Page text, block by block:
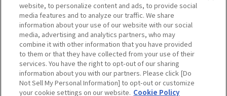
美髪情報サイト LICOLO
ヘアカラーミュージアム
アレルギー受託解析サービス
公式通販サイト
利用規約
クッキーポリシー
個人情報保護方針
ソーシャルメディアポリシー
サイトマップ
website, to personalize content and ads, to provide social
media features and to analyze our traffic. We share
information about your use of our website with our social
media, advertising and analytics partners, who may
combine it with other information that you have provided
to them or that they have collected from your use of their
services. You have the right to opt-out of our sharing
information about you with our partners. Please click [Do
Not Sell My Personal Information] to opt-out or customize
your cookie settings on our website. Cookie Policy